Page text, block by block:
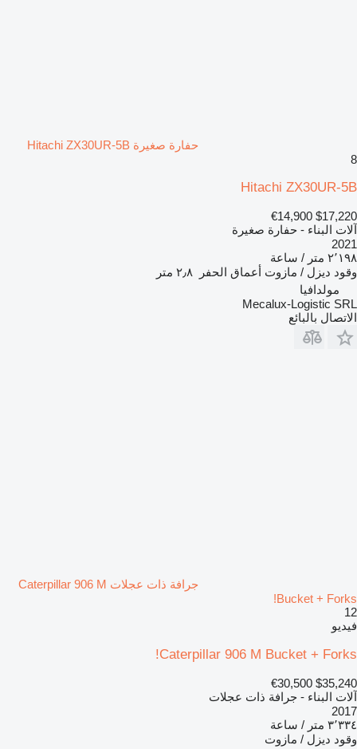
حفارة صغيرة Hitachi ZX30UR-5B
8
Hitachi ZX30UR-5B
$17,220
€14,900
آلات البناء - حفارة صغيرة
2021
٢٬١٩٨ متر / ساعة
وقود ديزل / مازوت أعماق الحفر
٢٫٨ متر
مولدافيا
Mecalux-Logistic SRL
الاتصال بالبائع
جرافة ذات عجلات Caterpillar 906 M
Bucket + Forks!
12
فيديو
Caterpillar 906 M Bucket + Forks!
$35,240
€30,500
آلات البناء - جرافة ذات عجلات
2017
٣٬٣٣٤ متر / ساعة
وقود ديزل / مازوت